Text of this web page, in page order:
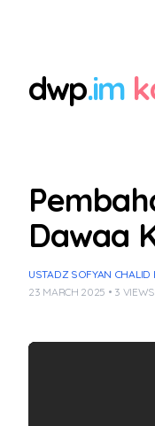
dwp.im
Dawaa
USTADZ SOFYAN CHALID
23 MARCH 2025 • 3 VIEWS